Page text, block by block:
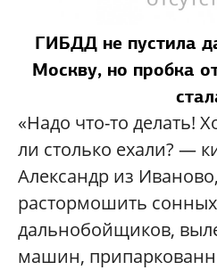
ГИБДД не пустила
Москву, но пробка
«Надо что-то делать!
ли столько ехали? —
Александр из
растормошить сонных
дальнобойщиков,
машин,